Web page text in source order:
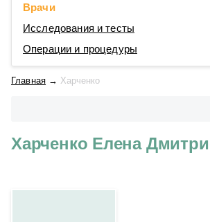
Врачи
Исследования и тесты
Операции и процедуры
Главная → Харченко
Харченко Елена